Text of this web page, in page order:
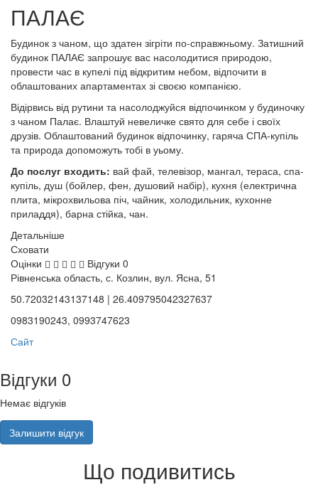
ПАЛАЄ
Будинок з чаном, що здатен зігріти по-справжньому. Затишний
будинок ПАЛАЄ запрошує вас насолодитися природою,
провести час в купелі під відкритим небом, відпочити в
облаштованих апартаментах зі своєю компанією.
Відірвись від рутини та насолоджуйся відпочинком у будиночку
з чаном Палає. Влаштуй невеличке свято для себе і своїх
друзів. Облаштований будинок відпочинку, гаряча СПА-купіль
та природа допоможуть тобі в уьому.
До послуг входить: вай фай, телевізор, мангал, тераса, спа-
купіль, душ (бойлер, фен, душовий набір), кухня (електрична
плита, мікрохвильова піч, чайник, холодильник, кухонне
приладдя), барна стійка, чан.
Детальніше
Сховати
Оцінки
Відгуки 0
Рівненська область, с. Козлин, вул. Ясна, 51
50.72032143137148 | 26.409795042327637
0983190243, 0993747623
Сайт
Відгуки 0
Немає відгуків
Залишити відгук
Що подивитись